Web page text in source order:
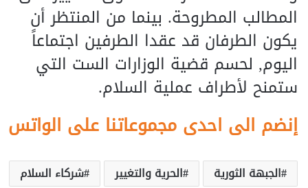
المطالب المطروحة. بينما من المنتظر أن
يكون الطرفان قد عقدا الطرفين اجتماعاً
اليوم, لحسم قضية الوزارات الست التي
ستمنح لأطراف عملية السلام.
إنضم الى احدى مجموعاتنا على الواتس
الجبهة الثورية الحرية والتغيير
شركاء السلام